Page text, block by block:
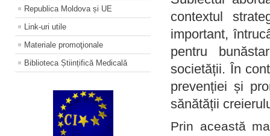
Republica Moldova și UE
Link-uri utile
Materiale promoţionale
Biblioteca Științifică Medicală
contextul
important,
pentru
societății. În
prevenției și
sănătății
Prin această